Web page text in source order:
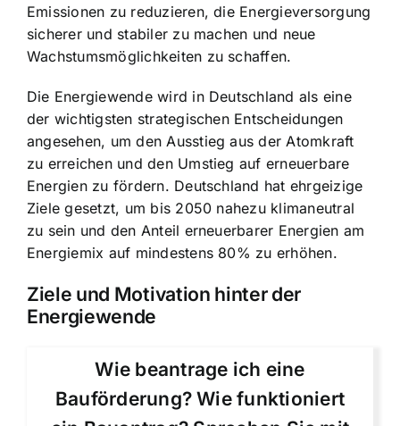
Emissionen zu reduzieren, die Energieversorgung
sicherer und stabiler zu machen und neue
Wachstumsmöglichkeiten zu schaffen.
Die Energiewende wird in Deutschland als eine
der wichtigsten strategischen Entscheidungen
angesehen, um den Ausstieg aus der Atomkraft
zu erreichen und den Umstieg auf erneuerbare
Energien zu fördern. Deutschland hat ehrgeizige
Ziele gesetzt, um bis 2050 nahezu klimaneutral
zu sein und den Anteil erneuerbarer Energien am
Energiemix auf mindestens 80% zu erhöhen.
Ziele und Motivation hinter der
Energiewende
Wie beantrage ich eine
Bauförderung? Wie funktioniert